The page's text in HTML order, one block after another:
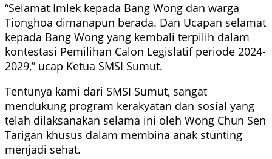
“Selamat Imlek kepada Bang Wong dan warga
Tionghoa dimanapun berada. Dan Ucapan selamat
kepada Bang Wong yang kembali terpilih dalam
kontestasi Pemilihan Calon Legislatif periode 2024-
2029,” ucap Ketua SMSI Sumut.
Tentunya kami dari SMSI Sumut, sangat
mendukung program kerakyatan dan sosial yang
telah dilaksanakan selama ini oleh Wong Chun Sen
Tarigan khusus dalam membina anak stunting
menjadi sehat.